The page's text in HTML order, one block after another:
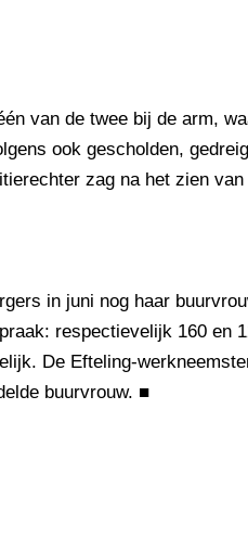
van de twee bij de arm,
ook gescholden,
zag na het zien
in juni nog haar
respectievelijk 160 en
De Efteling-
buurvrouw. ■